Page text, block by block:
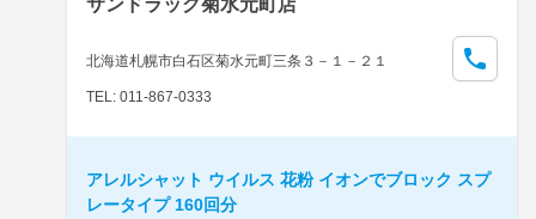
北海道札幌市白石区菊水元町三条３－１－２１
TEL: 011-867-0333
アレルシャット ウイルス 花粉 イオンでブロック スプ
レータイプ 160回分